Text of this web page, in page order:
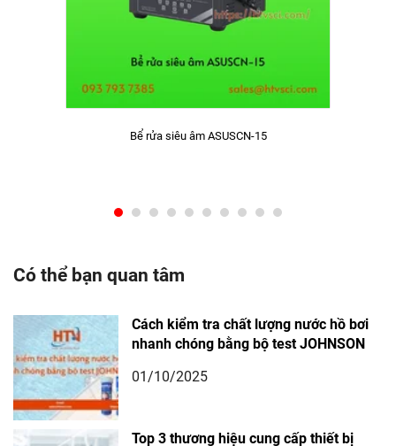
Bể rửa siêu âm ASUSCN-15
Có thể bạn quan tâm
Cách kiểm tra chất lượng nước hồ bơi
nhanh chóng bằng bộ test JOHNSON
01/10/2025
Top 3 thương hiệu cung cấp thiết bị